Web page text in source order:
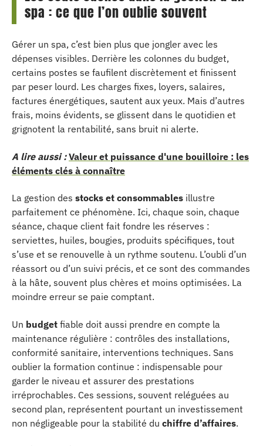
spa : ce que l’on oublie souvent
Gérer un spa, c’est bien plus que jongler avec les
dépenses visibles. Derrière les colonnes du budget,
certains postes se faufilent discrètement et finissent
par peser lourd. Les charges fixes, loyers, salaires,
factures énergétiques, sautent aux yeux. Mais d’autres
frais, moins évidents, se glissent dans le quotidien et
grignotent la rentabilité, sans bruit ni alerte.
A lire aussi : Valeur et puissance d'une bouilloire : les
éléments clés à connaître
La gestion des stocks et consommables illustre
parfaitement ce phénomène. Ici, chaque soin, chaque
séance, chaque client fait fondre les réserves :
serviettes, huiles, bougies, produits spécifiques, tout
s’use et se renouvelle à un rythme soutenu. L’oubli d’un
réassort ou d’un suivi précis, et ce sont des commandes
à la hâte, souvent plus chères et moins optimisées. La
moindre erreur se paie comptant.
Un budget fiable doit aussi prendre en compte la
maintenance régulière : contrôles des installations,
conformité sanitaire, interventions techniques. Sans
oublier la formation continue : indispensable pour
garder le niveau et assurer des prestations
irréprochables. Ces sessions, souvent reléguées au
second plan, représentent pourtant un investissement
non négligeable pour la stabilité du chiffre d’affaires.